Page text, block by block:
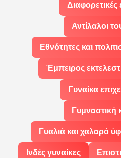
Διαφορετικές
Αντίλαλοι
Εθνότητες και
Έμπειρος
Γυναίκα
Γυμναστική
Γυαλιά και χαλαρό
Ινδές γυναίκες